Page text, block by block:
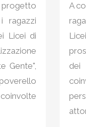
ragazzi
Licei di
Gente",
coinvolte
A
dei